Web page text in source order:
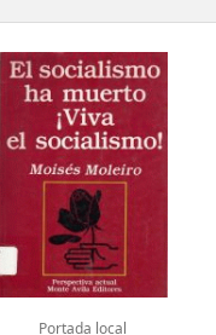
Portada local